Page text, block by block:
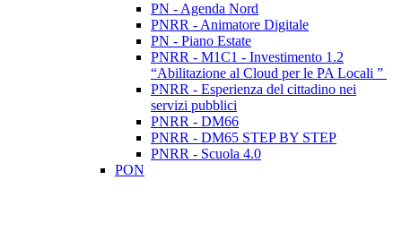
PN - Agenda Nord
PNRR - Animatore Digitale
PN - Piano Estate
PNRR - M1C1 - Investimento 1.2
“Abilitazione al Cloud per le PA Locali ”
PNRR - Esperienza del cittadino nei
servizi pubblici
PNRR - DM66
PNRR - DM65 STEP BY STEP
PNRR - Scuola 4.0
PON